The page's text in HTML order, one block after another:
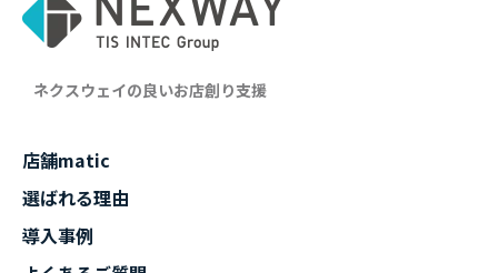
ネクスウェイの良いお店創り支援
店舗matic
選ばれる理由
導入事例